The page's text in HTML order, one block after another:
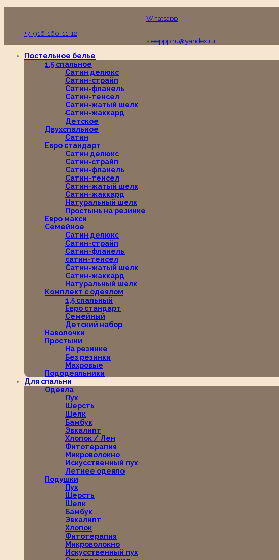
Whatsapp
+7-916-160-11-12
sleeppp.ru@yandex.ru
Постельное белье
1,5 спальное
Сатин делюкс
Сатин-страйп
Сатин-фланель
Сатин-тенсел
Сатин-жатый шелк
Сатин-жаккард
Детское
Двухспальное
Сатин
Евро стандарт
Сатин делюкс
Сатин-страйп
Сатин-фланель
Сатин-тенсел
Сатин-жатый шелк
Сатин-жаккард
Натуральный шелк
Простынь на резинке
Евро макси
Семейное
Сатин делюкс
Сатин-страйп
Сатин-фланель
сатин-тенсел
Сатин-жатый шелк
Сатин-жаккард
Натуральный шелк
Комплект с одеялом
1,5 спальный
Евро стандарт
Семейный
Детский набор
Наволочки
Простыни
На резинке
Без резинки
Махровые
Пододеяльники
Для спальни
Одеяла
Пух
Шерсть
Шелк
Бамбук
Эвкалипт
Хлопок / Лен
Фитотерапия
Микроволокно
Искусственный пух
Летнее одеяло
Подушки
Пух
Шерсть
Шелк
Бамбук
Эвкалипт
Хлопок
Фитотерапия
Микроволокно
Искусственный пух